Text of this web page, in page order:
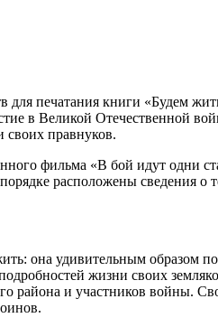
печатания книги «Будем
в Великой Отечественной
своих правнуков.
фильма «В бой идут одни
расположены сведения
она удивительным образом
жизни своих
района и участников войны.